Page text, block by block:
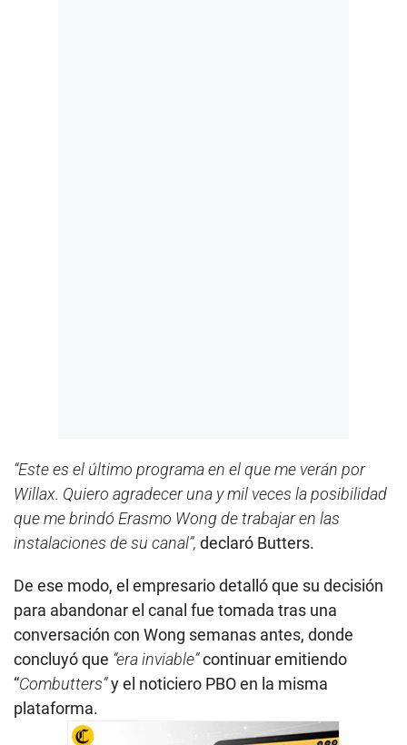
“Este es el último programa en el que me verán por
Willax. Quiero agradecer una y mil veces la posibilidad
que me brindó Erasmo Wong de trabajar en las
instalaciones de su canal”, declaró Butters.
De ese modo, el empresario detalló que su decisión
para abandonar el canal fue tomada tras una
conversación con Wong semanas antes, donde
concluyó que “era inviable”continuar emitiendo
“Combutters”y el noticiero PBO en la misma
plataforma.